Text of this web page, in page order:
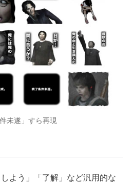
未遂」すら再現
よう」「了解」など汎用的な